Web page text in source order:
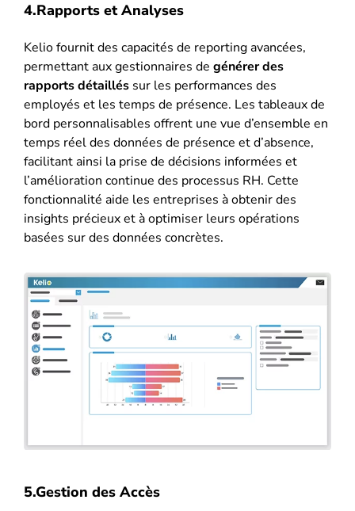
4.Rapports et Analyses
Kelio fournit des capacités de reporting avancées,
permettant aux gestionnaires de générer des
rapports détaillés sur les performances des
employés et les temps de présence. Les tableaux de
bord personnalisables offrent une vue d’ensemble en
temps réel des données de présence et d’absence,
facilitant ainsi la prise de décisions informées et
l’amélioration continue des processus RH​. Cette
fonctionnalité aide les entreprises à obtenir des
insights précieux et à optimiser leurs opérations
basées sur des données concrètes.
5.Gestion des Accès